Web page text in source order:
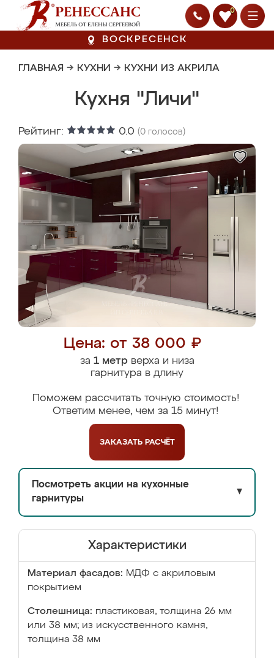
0
ВОСКРЕСЕНСК
ГЛАВНАЯ → КУХНИ → КУХНИ ИЗ АКРИЛА
Кухня "Личи"
Рейтинг: 0.0 (0 голосов)
Цена: от 38 000 ₽
за 1 метрверха и низа
гарнитура в длину
Поможем рассчитать точную стоимость!
Ответим менее, чем за 15 минут!
ЗАКАЗАТЬ РАСЧЁТ
Посмотреть акции на кухонные
гарнитуры
▼
Характеристики
Материал фасадов: МДФ с акриловым
покрытием
Столешница: пластиковая, толщина 26 мм
или 38 мм; из искусственного камня,
толщина 38 мм